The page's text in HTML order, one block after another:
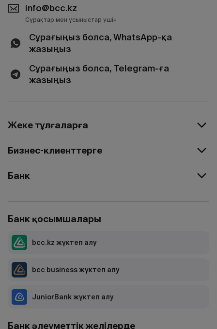
info@bcc.kz
Сұрақтар мен ұсыныстар үшін
Сұрағыңыз болса, WhatsApp-қа
жазыңыз
Сұрағыңыз болса, Telegram-ға
жазыңыз
Жеке тұлғаларға
Бизнес-клиенттерге
Банк
Банк әлеуметтік желілерде
Банк қосымшалары
bcc.kz жүктеп алу
bcc business жүктеп алу
JuniorBank жүктеп алу